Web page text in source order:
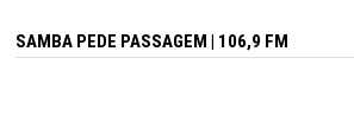
SAMBA PEDE PASSAGEM | 106,9 FM